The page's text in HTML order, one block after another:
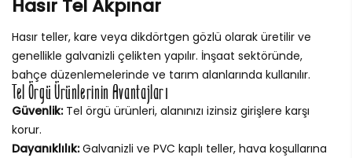
Hasır Tel Akpınar
Hasır teller, kare veya dikdörtgen gözlü olarak üretilir ve
genellikle galvanizli çelikten yapılır. İnşaat sektöründe,
bahçe düzenlemelerinde ve tarım alanlarında kullanılır.
Tel Örgü Ürünlerinin Avantajları
Güvenlik:Tel örgü ürünleri, alanınızı izinsiz girişlere karşı
korur.
Dayanıklılık:Galvanizli ve PVC kaplı teller, hava koşullarına